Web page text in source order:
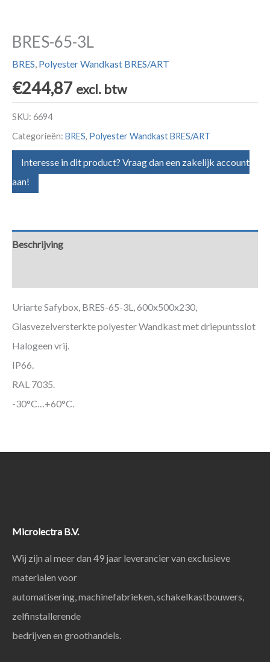
BRES-65-3L
BRES, Polyester Wandkast BRES/ART
€244,87 excl. btw
SKU: 6694
Categorieën: BRES, Polyester Wandkast BRES/ART
Interesse in dit product? Vraag dan een zakelijk account
aan!
Beschrijving
Uriarte Safybox, BRES-65-3L, 600x500x230,
Glasvezelversterkte polyester Wandkast met driepuntsslot
Halogeen vrij.
IP66.
RAL 7035.
-30°C…+60°C.
Microlectra B.V.
Wij zijn al meer dan 49 jaar leverancier van exclusieve
materialen voor
automatisering, machinefabrieken, schakelkastbouwers,
zelfinstallerende
bedrijven en groothandels.